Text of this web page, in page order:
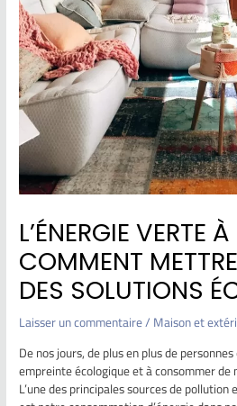
L’ÉNERGIE VERTE
COMMENT
DES SOLUTIONS
Laisser un commentaire/Maison et
De nos jours, de plus en plus de
empreinte écologique et à consommer de
L’une des principales sources de